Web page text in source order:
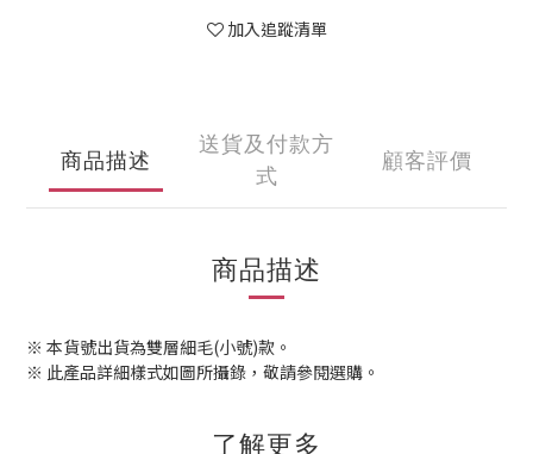
加入追蹤清單
商品描述
送貨及付款方
式
顧客評價
商品描述
※ 本貨號出貨為雙層細毛(小號)款。
※ 此產品詳細樣式如圖所攝錄，敬請參閱選購。
了解更多